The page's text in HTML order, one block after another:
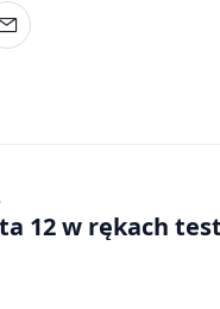
12 w rękach